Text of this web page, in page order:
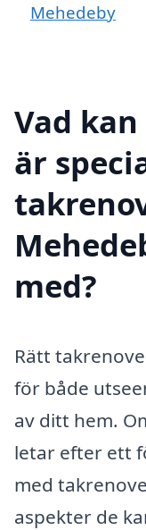
Mehedeby
Vad
är
med?
Rätt
för både
av ditt hem.
letar efter ett
med
aspekter de